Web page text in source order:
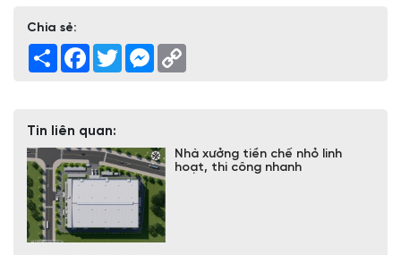
Chia sẻ:
Share Facebook
TwitterMessenger
Tin liên quan:
Nhà xưởng tiền chế nhỏ linh
hoạt, thi công nhanh